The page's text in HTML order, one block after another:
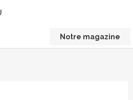
Notre magazine